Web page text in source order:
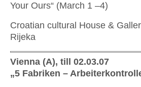
Your Ours“ (March 1 –4)
Croatian cultural House &
Rijeka
Vienna (A), till 02.03.07
„5 Fabriken –